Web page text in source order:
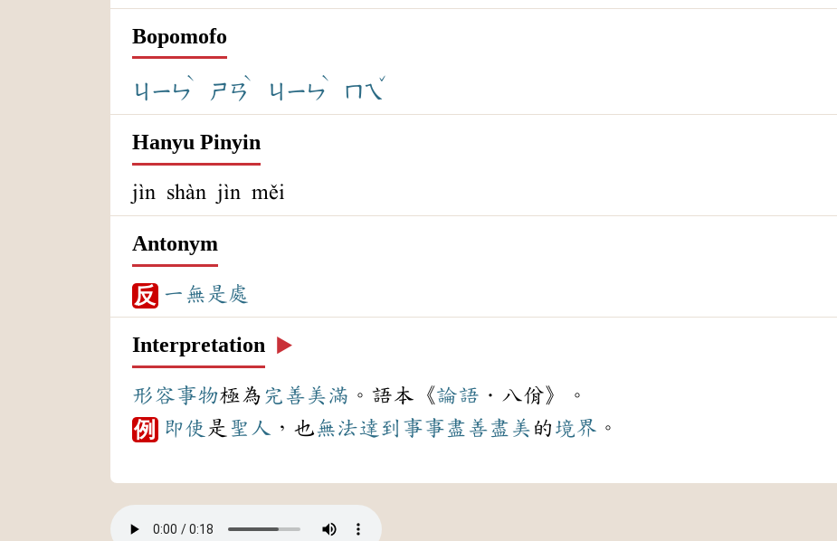
Bopomofo
ㄐㄧㄣ
ˋ
ㄕㄢ
ˋ
ㄐㄧㄣ
ˋ
ㄇㄟ
ˇ
Hanyu Pinyin
jìn shàn jìn měi
Antonym
反 一無是處
Interpretation ▶️
形容事物極為 完善美滿 。語本《論語 ．八佾》。
例 即使 是 聖人 ，也無法達到 事事盡善盡美 的 境界 。